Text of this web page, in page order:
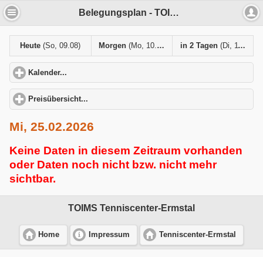
Belegungsplan - TOIMS Tenniscenter-Ermstal
Heute(So, 09.08) Morgen(Mo, 10.08) in 2 Tagen (Di, 11.08)
Kalender...
Preisübersicht...
Mi, 25.02.2026
Keine Daten in diesem Zeitraum vorhanden
oder Daten noch nicht bzw. nicht mehr
sichtbar.
TOIMS Tenniscenter-Ermstal
Home Impressum Tenniscenter-Ermstal